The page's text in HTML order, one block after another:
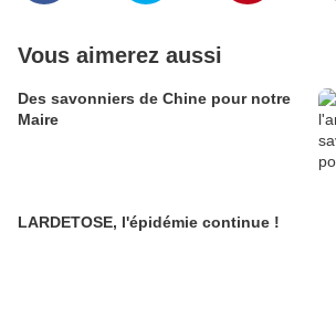
Vous aimerez aussi
Des savonniers de Chine pour notre
Maire
LARDETOSE, l'épidémie continue !